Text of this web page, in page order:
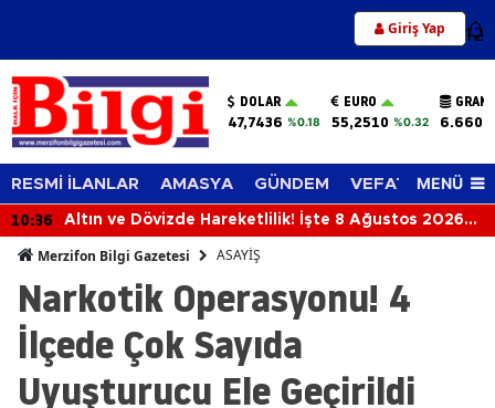
Giriş Yap 12
DOLAR
47,7436 %0.18
EURO
55,2510 %0.32
RESMİ İLANLAR AMASYA GÜNDEM VEFAT EDENLER
MENÜ
10:36
Altın ve Dövizde Hareketlilik! İşte 8 Ağustos 2026
Merzifon Bilgi Gazetesi ASAYİŞ
Narkotik Operasyonu! 4
İlçede Çok Sayıda
Uyuşturucu Ele Geçirildi